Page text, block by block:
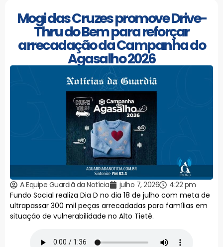
Mogi das Cruzes promove Drive-
Thru do Bem para reforçar
arrecadação da Campanha do
Agasalho 2026
A Equipe Guardiã da Notícia julho 7, 2026
4:22 pm
Fundo Social realiza Dia D no dia 18 de julho com meta de
ultrapassar 300 mil peças arrecadadas para famílias em
situação de vulnerabilidade no Alto Tietê.